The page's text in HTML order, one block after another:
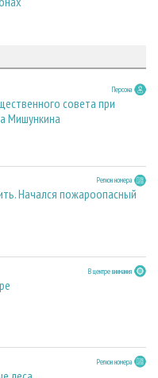
Персона
совета при
Мишункина
Регион номера
Начался пожароопасный
В центре внимания
Регион номера